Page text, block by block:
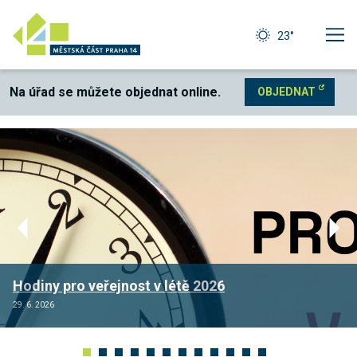
23°
Na úřad se můžete objednat online. OBJEDNAT
Rekonstrukce komunikace Kbelská
Technické
cookies
cookies jsou